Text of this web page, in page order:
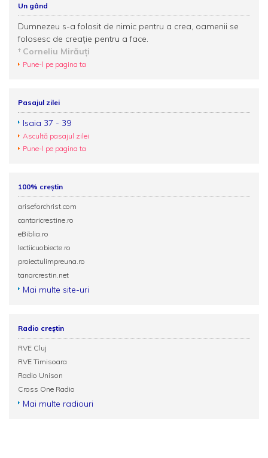
Un gând
Dumnezeu s-a folosit de nimic pentru a crea, oamenii se
folosesc de creație pentru a face.
Corneliu Mirăuţi
Pune-l pe pagina ta
Pasajul zilei
Isaia 37 - 39
Ascultă pasajul zilei
Pune-l pe pagina ta
100% creștin
ariseforchrist.com
cantaricrestine.ro
eBiblia.ro
lectiicuobiecte.ro
proiectulimpreuna.ro
tanarcrestin.net
Mai multe site-uri
Radio creștin
RVE Cluj
RVE Timisoara
Radio Unison
Cross One Radio
Mai multe radiouri